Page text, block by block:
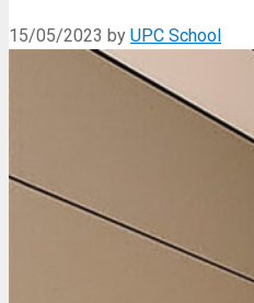
15/05/2023 by UPC School